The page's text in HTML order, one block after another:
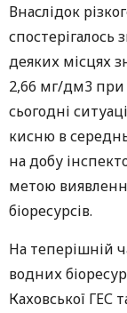
Внаслідок
деяких місцях
2,66 мг/дм3
сьогодні
кисню в
на добу
метою
біоресурсів.
На теперішній
водних
Каховської ГЕС